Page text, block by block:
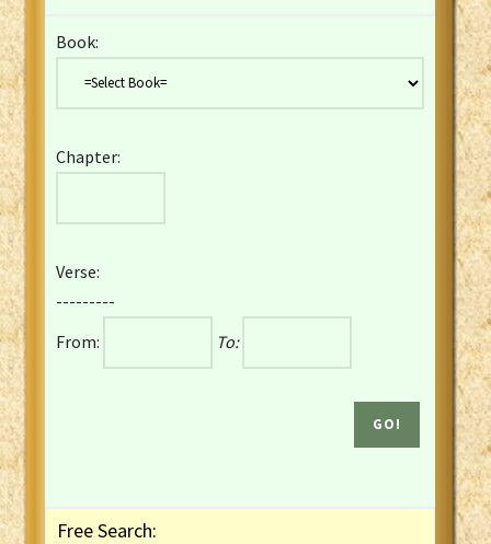
Czech Kralicka Bible
English YLT 1898 Bible
French Darby Bible
French Louis Segond Bible
Gaelic (Manx) Selections
Gaelic (Scottish) Mark
Book:
Chapter:
Verse:
---------
From:
To:
Free Search: